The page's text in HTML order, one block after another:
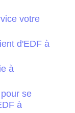
votre
d'EDF à
à
se
à